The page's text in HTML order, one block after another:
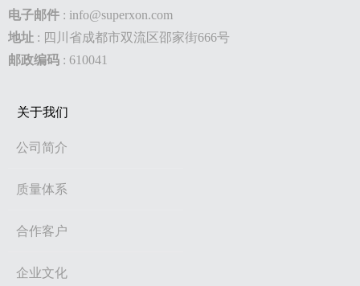
关于我们
公司简介
质量体系
合作客户
企业文化
电子邮件 : info@superxon.com
地址 : 四川省成都市双流区邵家街666号
邮政编码 : 610041